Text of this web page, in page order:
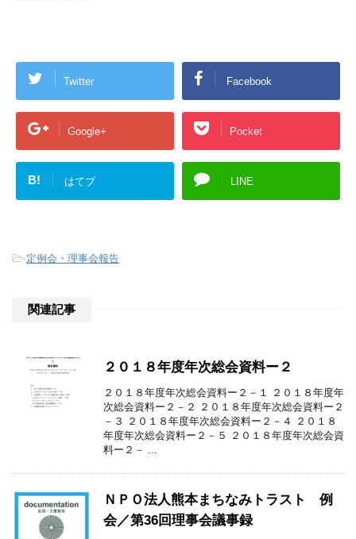
Twitter Facebook
Google+ Pocket
B! はてブ LINE
-定例会・理事会報告
関連記事
２０１８年度年次総会資料ー２
２０１８年度年次総会資料ー２－１ ２０１８年度年
次総会資料ー２－２ ２０１８年度年次総会資料ー２
－３ ２０１８年度年次総会資料ー２－４ ２０１８
年度年次総会資料ー２－５ ２０１８年度年次総会資
料ー２－ ...
ＮＰＯ法人熊本まちなみトラスト 例
会／第36回理事会議事録